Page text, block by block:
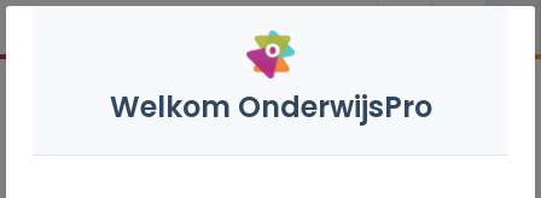
Welkom OnderwijsPro